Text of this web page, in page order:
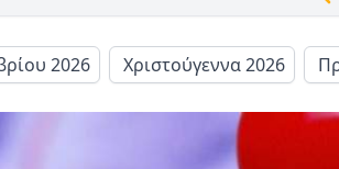
2026 Χριστούγεννα 2026